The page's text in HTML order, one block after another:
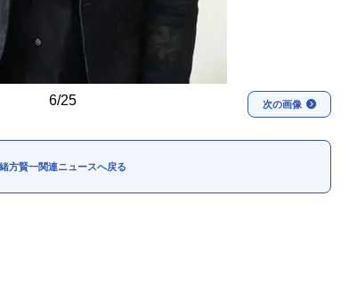
6/25 次の画像
方賢一関連ニュースへ戻る